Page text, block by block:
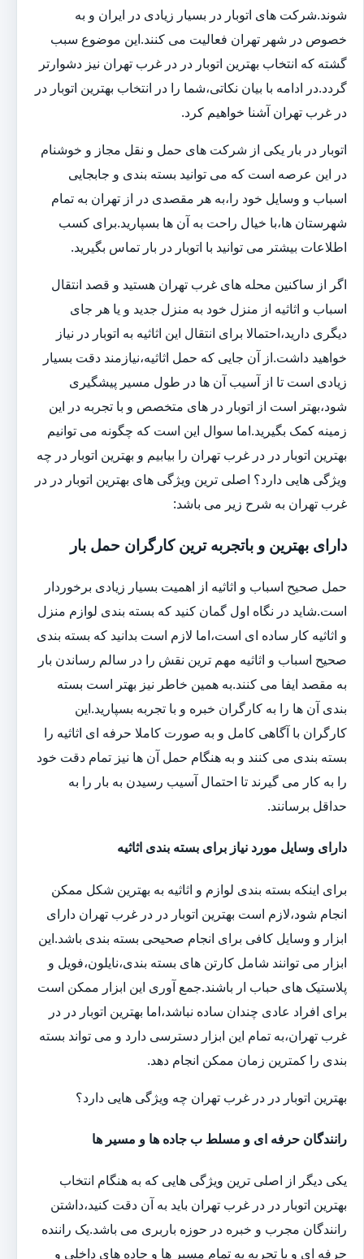
شوند.شرکت های اتوبار در بسیار زیادی در ایران و به
خصوص در شهر تهران فعالیت می کنند.این موضوع سبب
گشته که انتخاب بهترین اتوبار در در غرب تهران نیز دشوارتر
گردد.در ادامه با بیان نکاتی،شما را در انتخاب بهترین اتوبار در
در غرب تهران آشنا خواهیم کرد.
اتوبار در بار یکی از شرکت های حمل و نقل مجاز و خوشنام
در این عرصه است که می توانید بسته بندی و جابجایی
اسباب و وسایل خود را،به هر مقصدی در از تهران به تمام
شهرستان ها،با خیال راحت به آن ها بسپارید.برای کسب
اطلاعات بیشتر می توانید با اتوبار در بار تماس بگیرید.
اگر از ساکنین محله های غرب تهران هستید و قصد انتقال
اسباب و اثاثیه از منزل خود به منزل جدید و یا هر جای
دیگری دارید،احتمالا برای انتقال این اثاثیه به اتوبار در نیاز
خواهید داشت.از آن جایی که حمل اثاثیه،نیازمند دقت بسیار
زیادی است تا از آسیب آن ها در طول مسیر پیشگیری
شود،بهتر است از اتوبار در های متخصص و با تجربه در این
زمینه کمک بگیرید.اما سوال این است که چگونه می توانیم
بهترین اتوبار در در غرب تهران را بیابیم و بهترین اتوبار در چه
ویژگی هایی دارد؟ اصلی ترین ویژگی های بهترین اتوبار در در
غرب تهران به شرح زیر می باشد:
دارای بهترین و باتجربه ترین کارگران حمل بار
حمل صحیح اسباب و اثاثیه از اهمیت بسیار زیادی برخوردار
است.شاید در نگاه اول گمان کنید که بسته بندی لوازم منزل
و اثاثیه کار ساده ای است،اما لازم است بدانید که بسته بندی
صحیح اسباب و اثاثیه مهم ترین نقش را در سالم رساندن بار
به مقصد ایفا می کنند.به همین خاطر نیز بهتر است بسته
بندی آن ها را به کارگران خبره و با تجربه بسپارید.این
کارگران با آگاهی کامل و به صورت کاملا حرفه ای اثاثیه را
بسته بندی می کنند و به هنگام حمل آن ها نیز تمام دقت خود
را به کار می گیرند تا احتمال آسیب رسیدن به بار را به
حداقل برسانند.
دارای وسایل مورد نیاز برای بسته بندی اثاثیه
برای اینکه بسته بندی لوازم و اثاثیه به بهترین شکل ممکن
انجام شود،لازم است بهترین اتوبار در در غرب تهران دارای
ابزار و وسایل کافی برای انجام صحیحی بسته بندی باشد.این
ابزار می توانند شامل کارتن های بسته بندی،نایلون،فویل و
پلاستیک های حباب ار باشند.جمع آوری این ابزار ممکن است
برای افراد عادی چندان ساده نباشد،اما بهترین اتوبار در در
غرب تهران،به تمام این ابزار دسترسی دارد و می تواند بسته
بندی را کمترین زمان ممکن انجام دهد.
بهترین اتوبار در در غرب تهران چه ویژگی هایی دارد؟
رانندگان حرفه ای و مسلط ب جاده ها و مسیر ها
یکی دیگر از اصلی ترین ویژگی هایی که به هنگام انتخاب
بهترین اتوبار در در غرب تهران باید به آن دقت کنید،داشتن
رانندگان مجرب و خبره در حوزه باربری می باشد.یک راننده
حرفه ای و با تجربه به تمام مسیر ها و جاده های داخلی و